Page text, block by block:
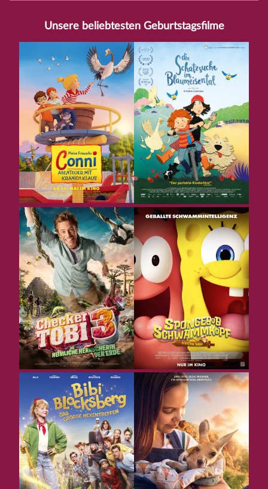
Unsere beliebtesten Geburtstagsfilme